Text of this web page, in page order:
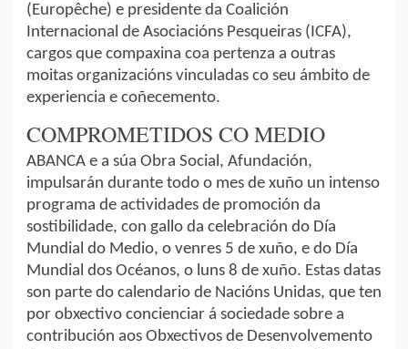
(Europêche) e presidente da Coalición
Internacional de Asociacións Pesqueiras (ICFA),
cargos que compaxina coa pertenza a outras
moitas organizacións vinculadas co seu ámbito de
experiencia e coñecemento.
COMPROMETIDOS CO MEDIO
ABANCA e a súa Obra Social, Afundación,
impulsarán durante todo o mes de xuño un intenso
programa de actividades de promoción da
sostibilidade, con gallo da celebración do Día
Mundial do Medio, o venres 5 de xuño, e do Día
Mundial dos Océanos, o luns 8 de xuño. Estas datas
son parte do calendario de Nacións Unidas, que ten
por obxectivo concienciar á sociedade sobre a
contribución aos Obxectivos de Desenvolvemento